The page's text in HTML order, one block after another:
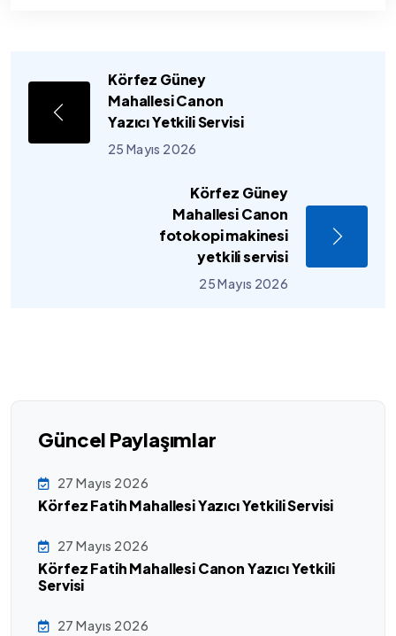
Körfez Güney
Mahallesi Canon
Yazıcı Yetkili Servisi
25 Mayıs 2026
Körfez Güney
Mahallesi Canon
fotokopi makinesi
yetkili servisi
25 Mayıs 2026
Güncel Paylaşımlar
27 Mayıs 2026
Körfez Fatih Mahallesi Yazıcı Yetkili Servisi
27 Mayıs 2026
Körfez Fatih Mahallesi Canon Yazıcı Yetkili
Servisi
27 Mayıs 2026